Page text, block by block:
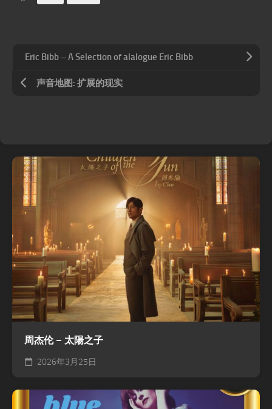
Eric Bibb – A Selection of alalogue Eric Bibb
声音地图: 扩展的现实
周杰伦 – 太陽之子
2026年3月25日